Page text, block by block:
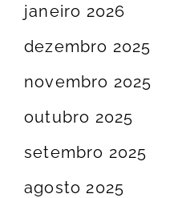
janeiro 2026
dezembro 2025
novembro 2025
outubro 2025
setembro 2025
agosto 2025